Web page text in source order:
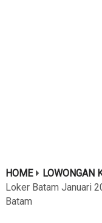
HOME LOWONGAN
Loker Batam Januari
Batam